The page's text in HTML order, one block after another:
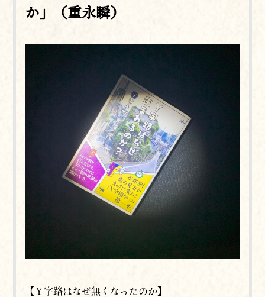
か」（重永瞬）
【Ｙ字路は なぜ無くなったのか】